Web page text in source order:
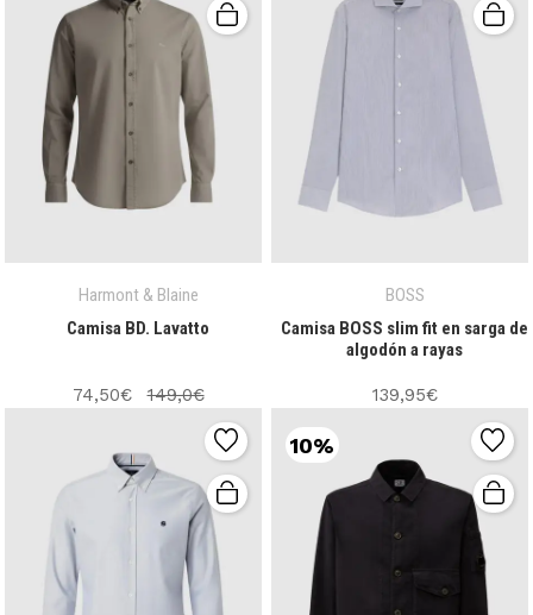
Harmont & Blaine
Camisa BD. Lavatto
74,50€ 149,0€
BOSS
Camisa BOSS slim fit en sarga de
algodón a rayas
139,95€
10%